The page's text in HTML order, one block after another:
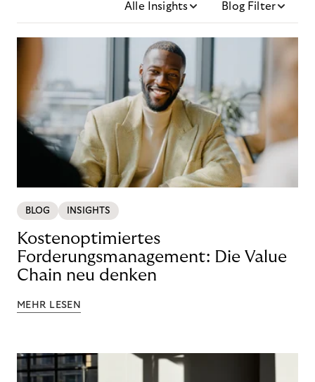
Alle Insights Blog Filter
BLOG INSIGHTS
Kostenoptimiertes
Forderungsmanagement: Die Value
Chain neu denken
MEHR LESEN